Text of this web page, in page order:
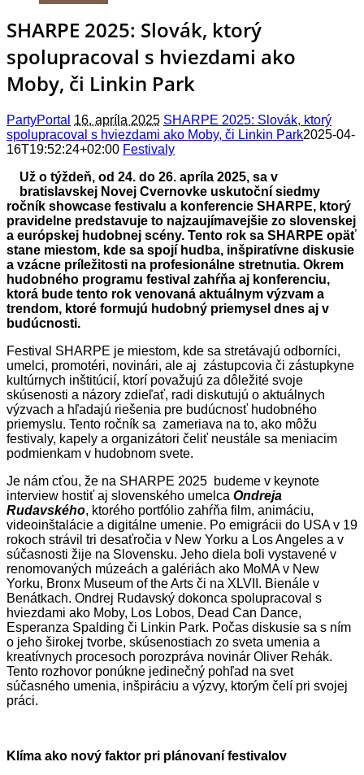
SHARPE 2025: Slovák, ktorý
spolupracoval s hviezdami ako
Moby, či Linkin Park
PartyPortal 16. apríla 2025 SHARPE 2025: Slovák, ktorý
spolupracoval s hviezdami ako Moby, či Linkin Park2025-04-
16T19:52:24+02:00 Festivaly
Už o týždeň, od 24. do 26. apríla 2025, sa v
bratislavskej Novej Cvernovke uskutoční siedmy
ročník showcase festivalu a konferencie SHARPE, ktorý
pravidelne predstavuje to najzaujímavejšie zo slovenskej
a európskej hudobnej scény. Tento rok sa SHARPE opäť
stane miestom, kde sa spojí hudba, inšpiratívne diskusie
a vzácne príležitosti na profesionálne stretnutia. Okrem
hudobného programu festival zahŕňa aj konferenciu,
ktorá bude tento rok venovaná aktuálnym výzvam a
trendom, ktoré formujú hudobný priemysel dnes aj v
budúcnosti.
Festival SHARPE je miestom, kde sa stretávajú odborníci,
umelci, promotéri, novinári, ale aj zástupcovia či zástupkyne
kultúrnych inštitúcií, ktorí považujú za dôležité svoje
skúsenosti a názory zdieľať, radi diskutujú o aktuálnych
výzvach a hľadajú riešenia pre budúcnosť hudobného
priemyslu. Tento ročník sa zameriava na to, ako môžu
festivaly, kapely a organizátori čeliť neustále sa meniacim
podmienkam v hudobnom svete.
Je nám cťou, že na SHARPE 2025 budeme v keynote
interview hostiť aj slovenského umelca Ondreja
Rudavského, ktorého portfólio zahŕňa film, animáciu,
videoinštalácie a digitálne umenie. Po emigrácii do USA v 19
rokoch strávil tri desaťročia v New Yorku a Los Angeles a v
súčasnosti žije na Slovensku. Jeho diela boli vystavené v
renomovaných múzeách a galériách ako MoMA v New
Yorku, Bronx Museum of the Arts či na XLVII. Bienále v
Benátkach. Ondrej Rudavský dokonca spolupracoval s
hviezdami ako Moby, Los Lobos, Dead Can Dance,
Esperanza Spalding či Linkin Park. Počas diskusie sa s ním
o jeho širokej tvorbe, skúsenostiach zo sveta umenia a
kreatívnych procesoch porozpráva novinár Oliver Rehák.
Tento rozhovor ponúkne jedinečný pohľad na svet
súčasného umenia, inšpiráciu a výzvy, ktorým čelí pri svojej
práci.
Klíma ako nový faktor pri plánovaní festivalov